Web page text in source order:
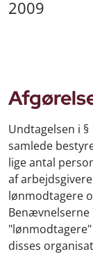
2009
Undtagelsen i §
samlede
lige antal
af
lønmodtagere
Benævnelserne
disses